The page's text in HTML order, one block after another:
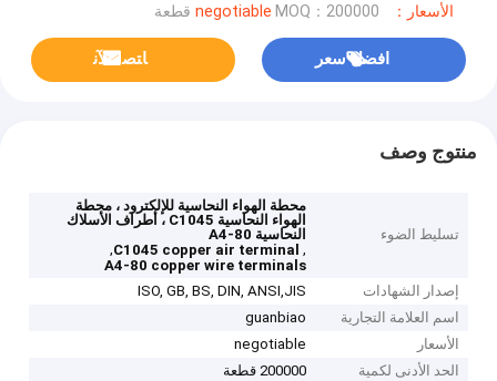
الأسعار：negotiable MOQ：200000 قطعة
افضل سعر ﺎﺘﺼﻟ ﺍﻶﻧ
منتوج وصف
تسليط الضوء
محطة الهواء النحاسية للإلكترود ، محطة
الهواء النحاسية C1045 ، أطراف الأسلاك
النحاسية A4-80
,
C1045 copper air terminal
,
A4-80 copper wire terminals
إصدار الشهادات
ISO, GB, BS, DIN, ANSI,JIS
اسم العلامة التجارية
guanbiao
الأسعار
negotiable
الحد الأدنى لكمية
200000 قطعة